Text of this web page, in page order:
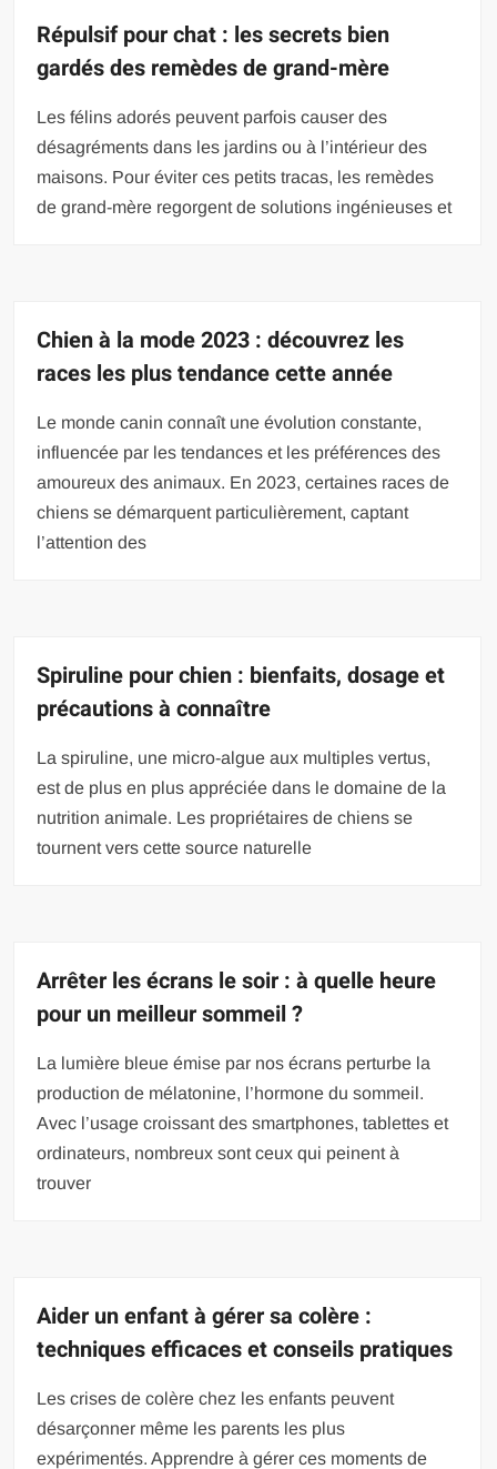
Répulsif pour chat : les secrets bien
gardés des remèdes de grand-mère
Les félins adorés peuvent parfois causer des
désagréments dans les jardins ou à l’intérieur des
maisons. Pour éviter ces petits tracas, les remèdes
de grand-mère regorgent de solutions ingénieuses et
Chien à la mode 2023 : découvrez les
races les plus tendance cette année
Le monde canin connaît une évolution constante,
influencée par les tendances et les préférences des
amoureux des animaux. En 2023, certaines races de
chiens se démarquent particulièrement, captant
l’attention des
Spiruline pour chien : bienfaits, dosage et
précautions à connaître
La spiruline, une micro-algue aux multiples vertus,
est de plus en plus appréciée dans le domaine de la
nutrition animale. Les propriétaires de chiens se
tournent vers cette source naturelle
Arrêter les écrans le soir : à quelle heure
pour un meilleur sommeil ?
La lumière bleue émise par nos écrans perturbe la
production de mélatonine, l’hormone du sommeil.
Avec l’usage croissant des smartphones, tablettes et
ordinateurs, nombreux sont ceux qui peinent à
trouver
Aider un enfant à gérer sa colère :
techniques efficaces et conseils pratiques
Les crises de colère chez les enfants peuvent
désarçonner même les parents les plus
expérimentés. Apprendre à gérer ces moments de